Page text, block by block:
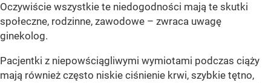
Oczywiście wszystkie te niedogodności mają te skutki
społeczne, rodzinne, zawodowe – zwraca uwagę
ginekolog.
Pacjentki z niepowściągliwymi wymiotami podczas ciąży
mają również często niskie ciśnienie krwi, szybkie tętno,